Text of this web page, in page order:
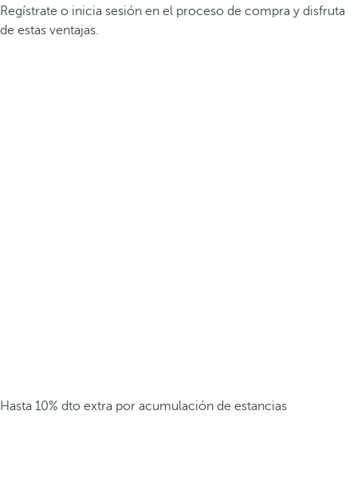
Regístrate o inicia sesión en el proceso de compra y disfruta
de estas ventajas.
Hasta 10% dto extra por acumulación de estancias